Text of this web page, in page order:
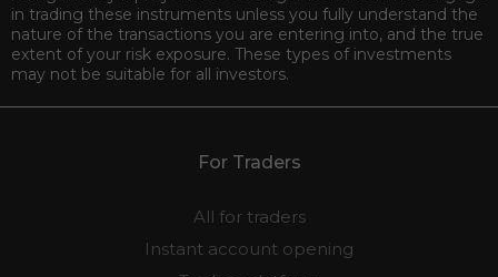
in trading these instruments unless you fully understand the
nature of the transactions you are entering into, and the true
extent of your risk exposure. These types of investments
may not be suitable for all investors.
For Traders
All for traders
Instant account opening